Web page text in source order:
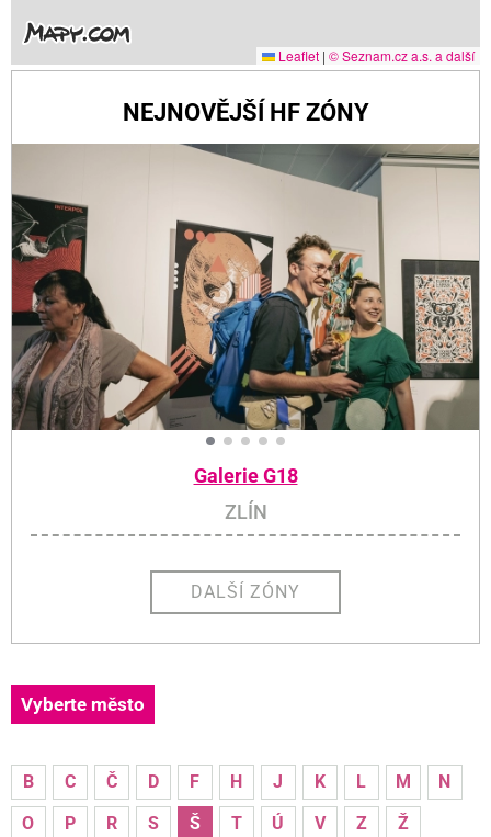
Leaflet | © Seznam.cz a.s. a další
NEJNOVĚJŠÍ HF ZÓNY
Galerie G18
ZLÍN
DALŠÍ ZÓNY
Vyberte město
B C Č D F H J K L M
N
O
P R S Š T Ú V Z
Ž